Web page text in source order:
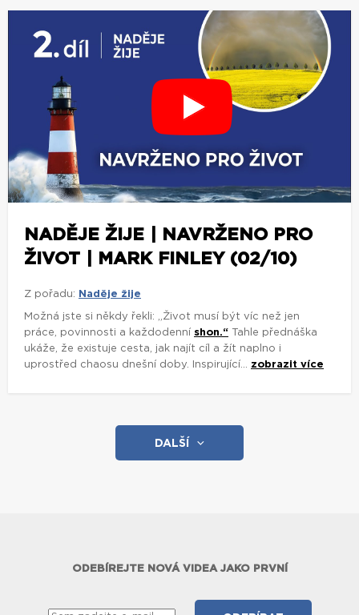
NADĚJE ŽIJE | NAVRŽENO PRO
ŽIVOT | MARK FINLEY (02/10)
Z pořadu: Naděje žije
Možná jste si někdy řekli: „Život musí být víc než jen
práce, povinnosti a každodenní shon.“ Tahle přednáška
ukáže, že existuje cesta, jak najít cíl a žít naplno i
uprostřed chaosu dnešní doby. Inspirující... zobrazit více
DALŠÍ
ODEBÍREJTE NOVÁ VIDEA JAKO PRVNÍ